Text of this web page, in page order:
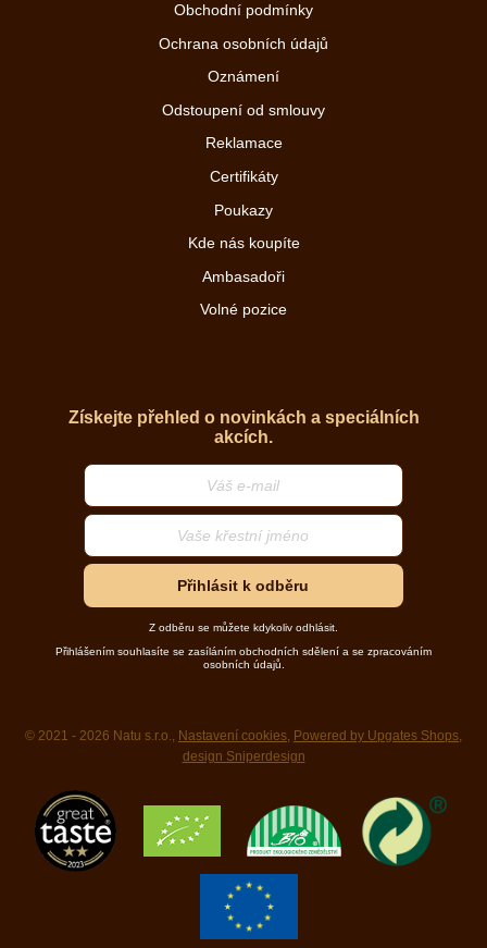
Obchodní podmínky
Ochrana osobních údajů
Oznámení
Odstoupení od smlouvy
Reklamace
Certifikáty
Poukazy
Kde nás koupíte
Ambasadoři
Volné pozice
Získejte přehled o novinkách a speciálních
akcích.
Přihlásit k odběru
Z odběru se můžete kdykoliv odhlásit.
Přihlášením souhlasíte se zasíláním obchodních sdělení a se zpracováním
osobních údajů.
© 2021 - 2026 Natu s.r.o., Nastavení cookies, Powered by Upgates Shops,
design Sniperdesign